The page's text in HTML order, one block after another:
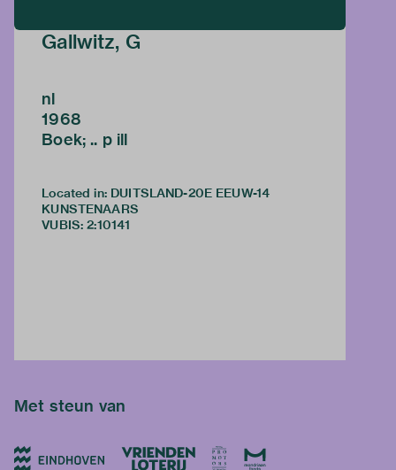
Gallwitz, G
nl
1968
Boek; .. p ill
Located in: DUITSLAND-20E EEUW-14
KUNSTENAARS
VUBIS: 2:10141
Met steun van